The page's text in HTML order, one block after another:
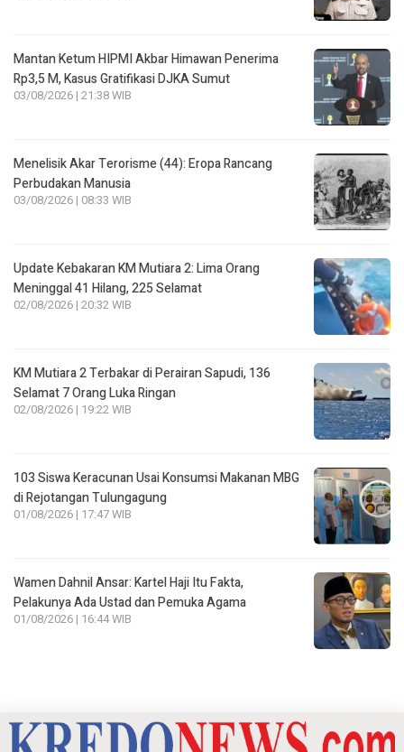
Mantan Ketum HIPMI Akbar Himawan Penerima
Rp3,5 M, Kasus Gratifikasi DJKA Sumut
03/08/2026 | 21:38 WIB
Menelisik Akar Terorisme (44): Eropa Rancang
Perbudakan Manusia
03/08/2026 | 08:33 WIB
Update Kebakaran KM Mutiara 2: Lima Orang
Meninggal 41 Hilang, 225 Selamat
02/08/2026 | 20:32 WIB
KM Mutiara 2 Terbakar di Perairan Sapudi, 136
Selamat 7 Orang Luka Ringan
02/08/2026 | 19:22 WIB
103 Siswa Keracunan Usai Konsumsi Makanan MBG
di Rejotangan Tulungagung
01/08/2026 | 17:47 WIB
Wamen Dahnil Ansar: Kartel Haji Itu Fakta,
Pelakunya Ada Ustad dan Pemuka Agama
01/08/2026 | 16:44 WIB